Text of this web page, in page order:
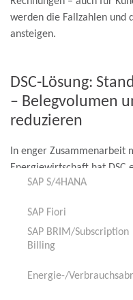
werden die Fallzahlen und
ansteigen.
DSC-Lösung:
– Belegvolumen
reduzieren
In enger Zusammenarbeit
Energiewirtschaft hat DSC
entwickelt, die die
und zukunftssicher
durchgängige 1:1-
Netzrechnungen durch
die
werden klassische, EA16-
gezielt optimiert und in
SAP BRIM/Subscription
Billing
Energie-/
SAP BRIM/Subscription
Billing
Energie-/
KI-Beratung
SAP S/4HANA
SAP Fiori
SAP Embedded Analytics
Transformation
KI-Beratung